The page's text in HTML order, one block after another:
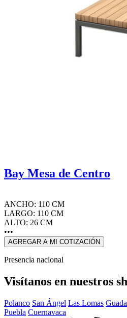
Bay Mesa de Centro
ANCHO: 110 CM
LARGO: 110 CM
ALTO: 26 CM
•••
AGREGAR A MI COTIZACIÓN
Presencia nacional
Visítanos en nuestros
Polanco San Ángel Las Lomas
Puebla Cuernavaca